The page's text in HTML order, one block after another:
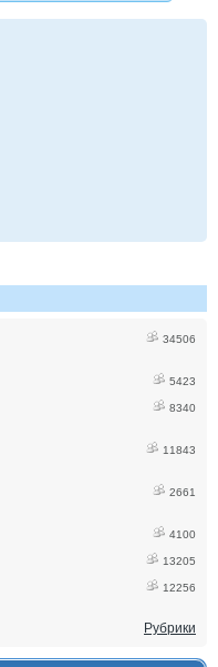
34506
5423
8340
11843
2661
4100
13205
12256
Рубрики